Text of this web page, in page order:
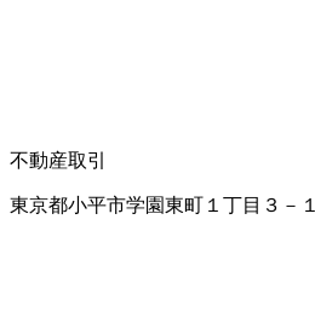
不動産取引
東京都小平市学園東町１丁目３－１